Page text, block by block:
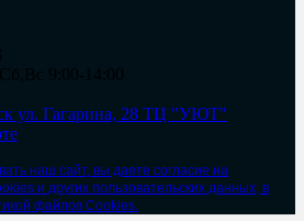
ул. Гагарина, 28 ТЦ "УЮТ"
наш сайт, вы даете согласие на
и других пользовательских данных, в
файлов Cookies.